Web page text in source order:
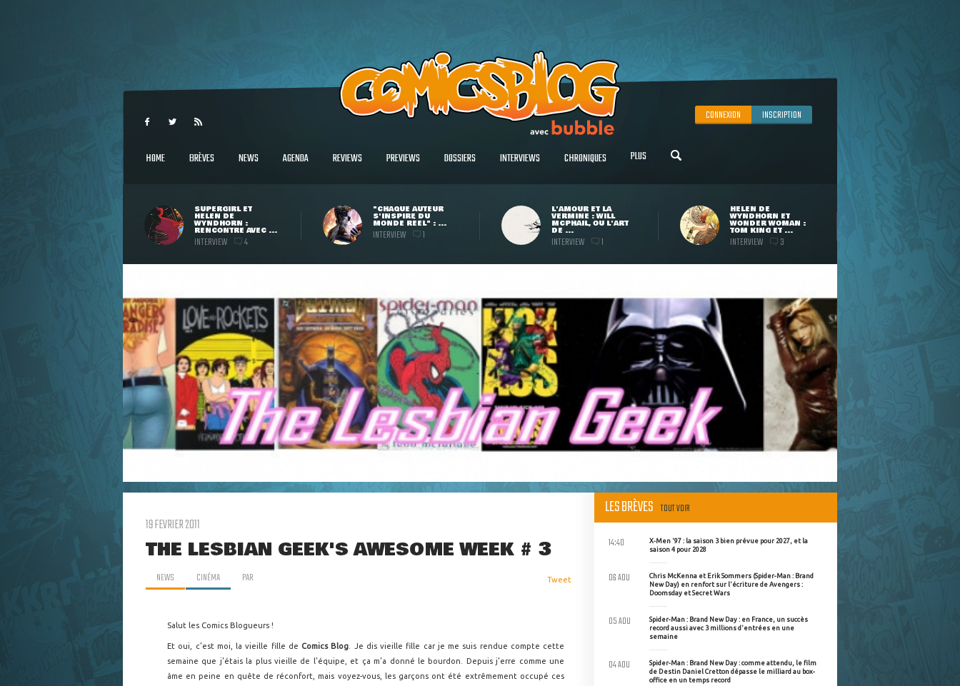
CONNEXION INSCRIPTION
HOME BRÈVES NEWS AGENDA REVIEWS PREVIEWS DOSSIERS INTERVIEWS CHRONIQUES PLUS
SUPERGIRL ET
HELEN DE
WYNDHORN :
RENCONTRE AVEC ...
INTERVIEW 4
"CHAQUE AUTEUR
S'INSPIRE DU
MONDE RÉEL" : ...
INTERVIEW 1
L'AMOUR ET LA
VERMINE : WILL
MCPHAIL, OU L'ART
DE ...
INTERVIEW 1
HELEN DE
WYNDHORN ET
WONDER WOMAN :
TOM KING ET ...
INTERVIEW 3
19 FEVRIER 2011
THE LESBIAN GEEK'S AWESOME WEEK # 3
NEWS CINÉMA PAR Tweet
Salut les Comics Blogueurs !
Et oui, c’est moi, la vieille fille de Comics Blog . Je dis vieille fille car je me suis rendue compte cette
semaine que j’étais la plus vieille de l’équipe, et ça m’a donné le bourdon. Depuis j’erre comme une
âme en peine en quête de réconfort, mais voyez-vous, les garçons ont été extrêmement occupé ces
LES BRÈVES TOUT VOIR
X-Men '97 : la saison 3 bien prévue pour 2027, et la
saison 4 pour 2028
14:40
Chris McKenna et Erik Sommers (Spider-Man : Brand
New Day) en renfort sur l'écriture de Avengers :
Doomsday et Secret Wars
06 AOU
Spider-Man : Brand New Day : en France, un succès
record aussi avec 3 millions d'entrées en une
semaine
05 AOU
Spider-Man : Brand New Day : comme attendu, le film
de Destin Daniel Cretton dépasse le milliard au box-
office en un temps record
04 AOU